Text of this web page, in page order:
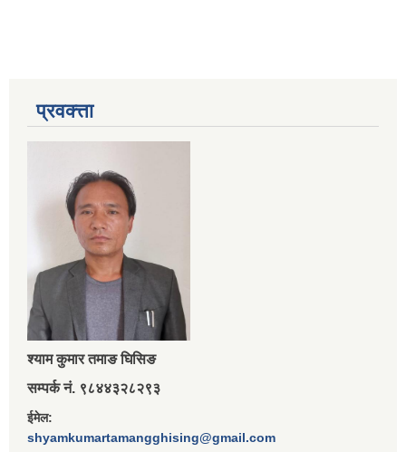
प्रवक्त्ता
श्‍याम कुमार तमाङ घिसिङ
सम्पर्क नं. ९८४४३२८२९३
ईमेल:
shyamkumartamangghising@gmail.com